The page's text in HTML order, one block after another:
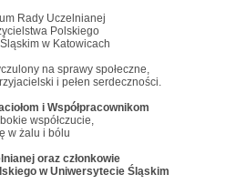
Rady Uczelnianej
Polskiego
w Katowicach
na sprawy społeczne,
i pełen serdeczności.
i Współpracownikom
współczucie,
w żalu i bólu
oraz członkowie
w Uniwersytecie Śląskim